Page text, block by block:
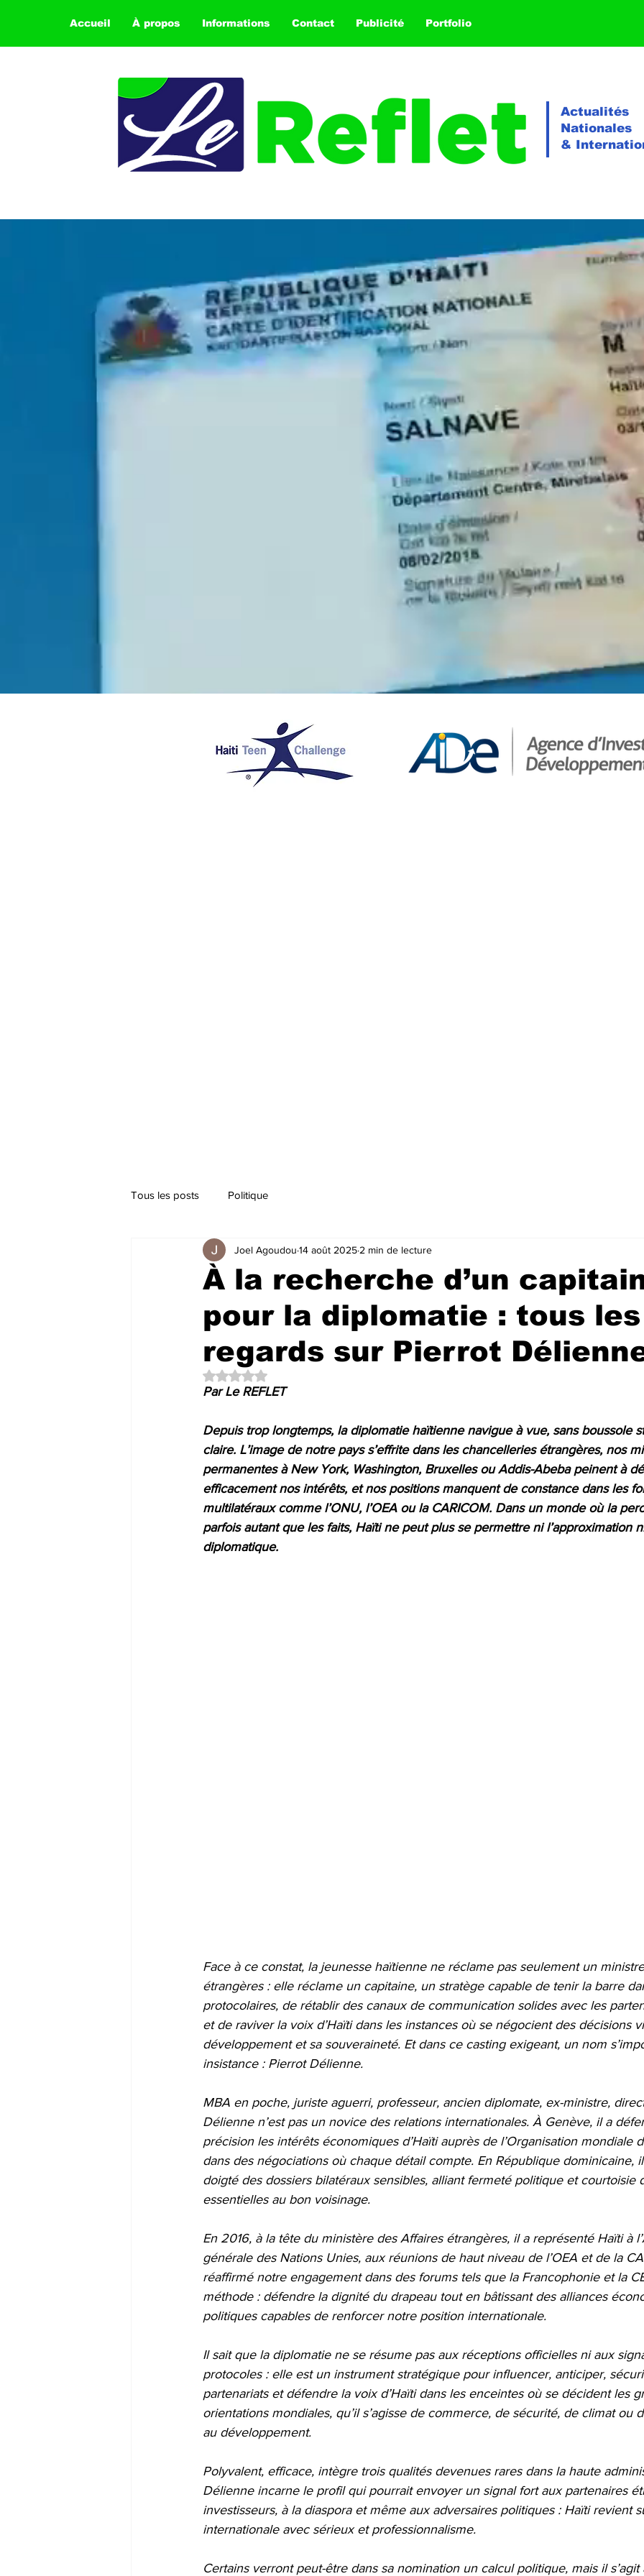
Accueil À propos Informations Contact Publicité Portfolio
Actualités
Nationales
&
Tous les posts Politique
À la recherche d’un
pour la diplomatie : tous les
regards sur Pierrot
Joel Agoudou 14 août 2025 2 min de lecture
Noté NaN étoiles sur 5.
Par Le REFLET
Depuis trop longtemps, la diplomatie haïtienne navigue à vue, sans boussole
claire. L’image de notre pays s’effrite dans les chancelleries étrangères, nos
permanentes à New York, Washington, Bruxelles ou Addis-Abeba peinent à
efficacement nos intérêts, et nos positions manquent de constance dans les
multilatéraux comme l’ONU, l’OEA ou la CARICOM. Dans un monde où la
parfois autant que les faits, Haïti ne peut plus se permettre ni l’approximation
diplomatique.
Face à ce constat, la jeunesse haïtienne ne réclame pas seulement un
étrangères : elle réclame un capitaine, un stratège capable de tenir la barre
protocolaires, de rétablir des canaux de communication solides avec les
et de raviver la voix d’Haïti dans les instances où se négocient des décisions
développement et sa souveraineté. Et dans ce casting exigeant, un nom
insistance : Pierrot Délienne.
MBA en poche, juriste aguerri, professeur, ancien diplomate, ex-ministre,
Délienne n’est pas un novice des relations internationales. À Genève, il a
précision les intérêts économiques d’Haïti auprès de l’Organisation mondiale
dans des négociations où chaque détail compte. En République dominicaine,
doigté des dossiers bilatéraux sensibles, alliant fermeté politique et courtoisie
essentielles au bon voisinage.
En 2016, à la tête du ministère des Affaires étrangères, il a représenté Haïti à
générale des Nations Unies, aux réunions de haut niveau de l’OEA et de la
réaffirmé notre engagement dans des forums tels que la Francophonie et la
méthode : défendre la dignité du drapeau tout en bâtissant des alliances
politiques capables de renforcer notre position internationale.
Il sait que la diplomatie ne se résume pas aux réceptions officielles ni aux
protocoles : elle est un instrument stratégique pour influencer, anticiper,
partenariats et défendre la voix d’Haïti dans les enceintes où se décident les
orientations mondiales, qu’il s’agisse de commerce, de sécurité, de climat ou
au développement.
Polyvalent, efficace, intègre trois qualités devenues rares dans la haute
Délienne incarne le profil qui pourrait envoyer un signal fort aux partenaires
investisseurs, à la diaspora et même aux adversaires politiques : Haïti revient
internationale avec sérieux et professionnalisme.
Certains verront peut-être dans sa nomination un calcul politique, mais il